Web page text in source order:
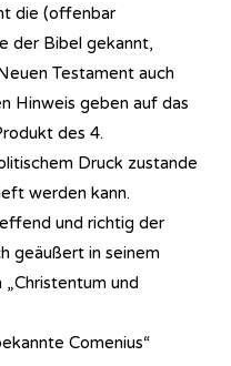
die (offenbar
der Bibel gekannt,
Testament auch
Hinweis geben auf das
des 4.
Druck zustande
werden kann.
und richtig der
geäußert in seinem
und
Comenius“